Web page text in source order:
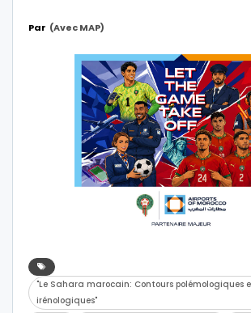
Par (avec MAP)
"Le Sahara marocain: Contours polémologiques
irénologiques"